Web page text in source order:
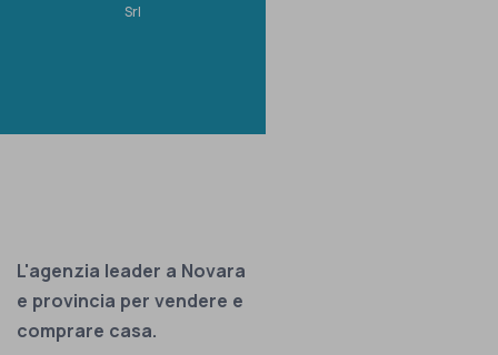
Srl
L'agenzia leader a Novara
e provincia per vendere e
comprare casa.